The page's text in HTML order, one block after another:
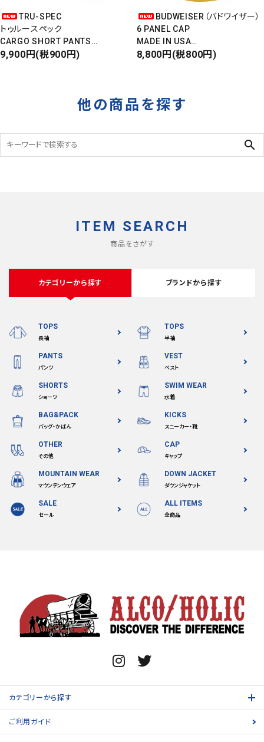
TRU-SPEC
トゥルースペック
CARGO SHORT PANTS
カーゴショートパンツ
9,900円(税900円)
BUDWEISER（バドワイザー）
6 PANEL CAP
MADE IN USA
Front Design
8,800円(税800円)
他の商品を探す
search
ITEM SEARCH
商品をさがす
カテゴリーから探す ブランドから探す
TOPS
長袖
TOPS
半袖
PANTS
パンツ
VEST
ベスト
SHORTS
ショーツ
SWIM WEAR
水着
BAG&PACK
バッグ・かばん
KICKS
スニーカー・靴
OTHER
その他
CAP
キャップ
MOUNTAIN WEAR
マウンテンウェア
DOWN JACKET
ダウンジャケット
SALE
セール
ALL ITEMS
全商品
カテゴリーから探す
ご利用ガイド